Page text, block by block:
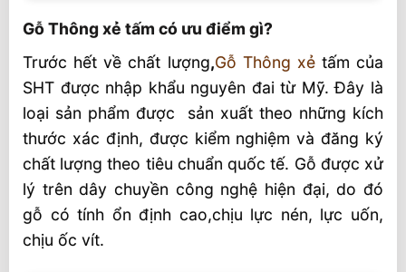
Gỗ Thông xẻ tấm có ưu điểm gì?
Trước hết về chất lượng,Gỗ Thông xẻtấm của
SHT được nhập khẩu nguyên đai từ Mỹ. Đây là
loại sản phẩm được sản xuất theo những kích
thước xác định, được kiểm nghiệm và đăng ký
chất lượng theo tiêu chuẩn quốc tế. Gỗ được xử
lý trên dây chuyền công nghệ hiện đại, do đó
gỗ có tính ổn định cao,chịu lực nén, lực uốn,
chịu ốc vít.